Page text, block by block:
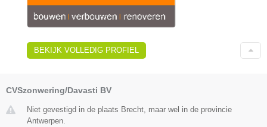
BEKIJK VOLLEDIG PROFIEL
CVSzonwering/Davasti BV
Niet gevestigd in de plaats Brecht, maar wel in de provincie
Antwerpen.